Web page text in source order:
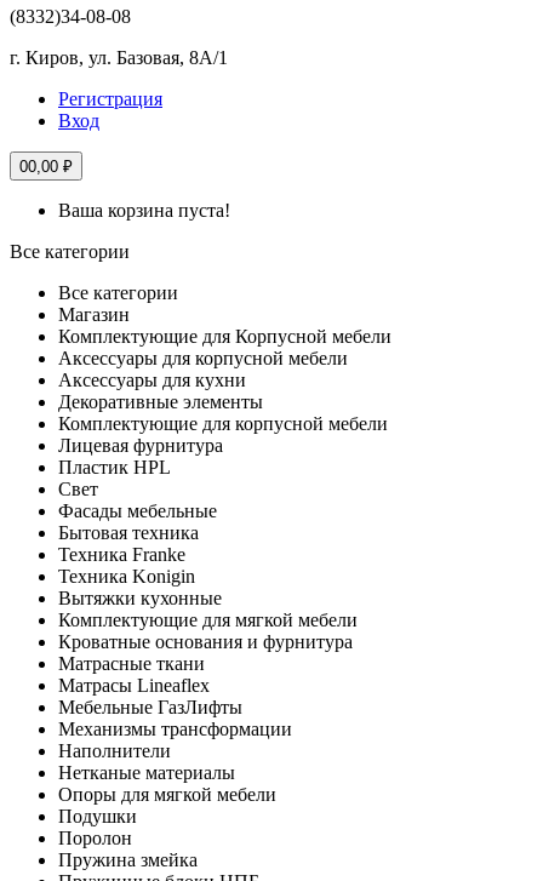
(8332)34-08-08
г. Киров, ул. Базовая, 8А/1
Регистрация
Вход
00,00 ₽
Ваша корзина пуста!
Все категории
Все категории
Магазин
Комплектующие для Корпусной мебели
Аксессуары для корпусной мебели
Аксессуары для кухни
Декоративные элементы
Комплектующие для корпусной мебели
Лицевая фурнитура
Пластик HPL
Свет
Фасады мебельные
Бытовая техника
Техника Franke
Техника Konigin
Вытяжки кухонные
Комплектующие для мягкой мебели
Кроватные основания и фурнитура
Матрасные ткани
Матрасы Lineaflex
Мебельные ГазЛифты
Механизмы трансформации
Наполнители
Нетканые материалы
Опоры для мягкой мебели
Подушки
Поролон
Пружина змейка